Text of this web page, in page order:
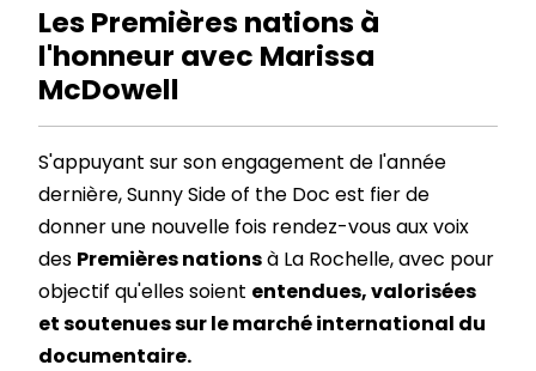
Les Premières nations à
l'honneur avec Marissa
McDowell
S'appuyant sur son engagement de l'année
dernière, Sunny Side of the Doc est fier de
donner une nouvelle fois rendez-vous aux voix
des Premières nationsà La Rochelle, avec pour
objectif qu'elles soient entendues, valorisées
et soutenues sur le marché international du
documentaire.